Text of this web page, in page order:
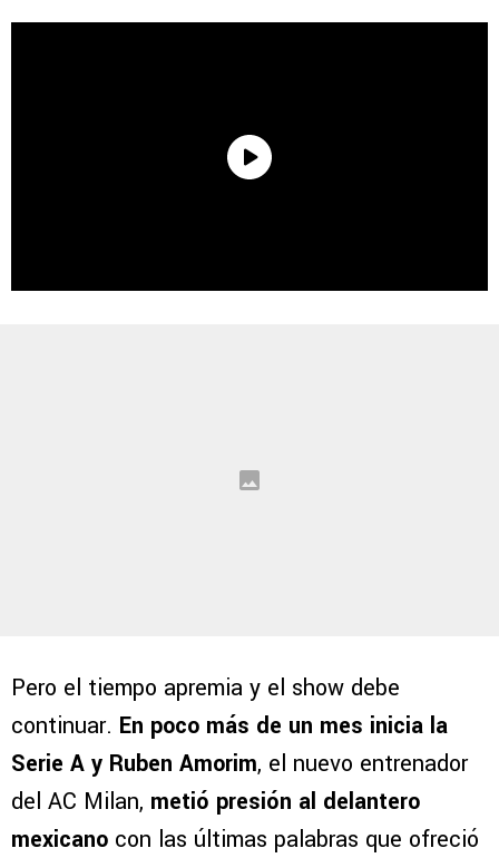
Pero el tiempo apremia y el show debe
continuar. En poco más de un mes inicia la
Serie A y Ruben Amorim, el nuevo entrenador
del AC Milan, metió presión al delantero
mexicano con las últimas palabras que ofreció